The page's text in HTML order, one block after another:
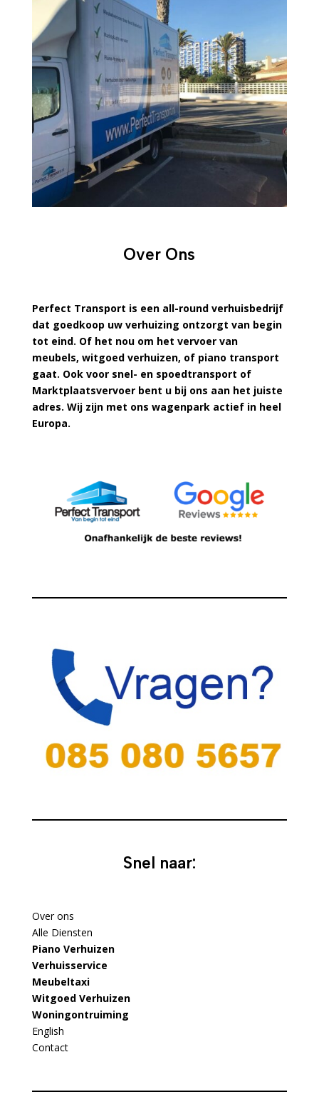
Over Ons
Perfect Transport is een all-round verhuisbedrijf
dat goedkoop uw verhuizing ontzorgt van begin
tot eind. Of het nou om het vervoer van
meubels, witgoed verhuizen, of piano transport
gaat. Ook voor snel- en spoedtransport of
Marktplaatsvervoer bent u bij ons aan het juiste
adres. Wij zijn met ons wagenpark actief in heel
Europa.
Snel naar:
Over ons
Alle Diensten
Piano Verhuizen
Verhuisservice
Meubeltaxi
Witgoed Verhuizen
Woningontruiming
English
Contact